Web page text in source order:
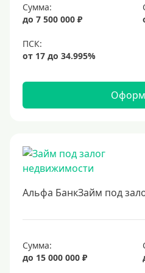
6,5%
7%
9%
10%
12%
13%
14%
17%
18%
Сумма:
до 7 500 000 ₽
Альфа БанкЗайм под
Сумма:
до 15 000 000 ₽